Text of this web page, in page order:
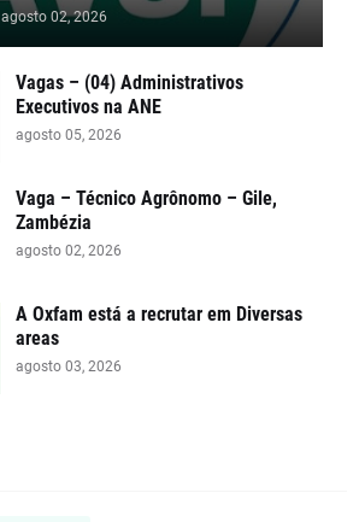
agosto 02, 2026
Vagas – (04) Administrativos
Executivos na ANE
agosto 05, 2026
Vaga – Técnico Agrônomo – Gile,
Zambézia
agosto 02, 2026
A Oxfam está a recrutar em Diversas
areas
agosto 03, 2026